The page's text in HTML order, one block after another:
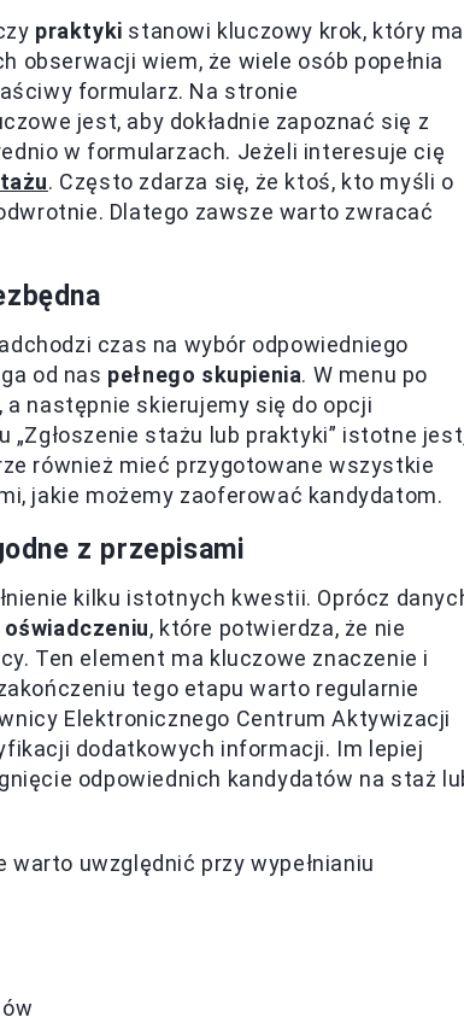
praktyki stanowi kluczowy krok, który ma
obserwacji wiem, że wiele osób popełnia
formularz. Na stronie
jest, aby dokładnie zapoznać się z
w formularzach. Jeżeli interesuje cię
. Często zdarza się, że ktoś, kto myśli o
Dlatego zawsze warto zwracać
czas na wybór odpowiedniego
od nas pełnego skupienia. W menu po
a następnie skierujemy się do opcji
„Zgłoszenie stażu lub praktyki” istotne
również mieć przygotowane wszystkie
jakie możemy zaoferować kandydatom.
z przepisami
kilku istotnych kwestii. Oprócz
oświadczeniu, które potwierdza, że nie
Ten element ma kluczowe znaczenie i
tego etapu warto regularnie
Elektronicznego Centrum Aktywizacji
dodatkowych informacji. Im lepiej
odpowiednich kandydatów na staż
uwzględnić przy wypełnianiu